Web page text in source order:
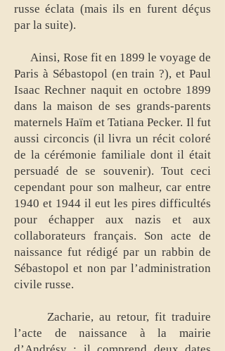
russe éclata (mais ils en furent déçus
par la suite).
Ainsi, Rose fit en 1899 le voyage de
Paris à Sébastopol (en train ?), et Paul
Isaac Rechner naquit en octobre 1899
dans la maison de ses grands-parents
maternels Haïm et Tatiana Pecker. Il fut
aussi circoncis (il livra un récit coloré
de la cérémonie familiale dont il était
persuadé de se souvenir). Tout ceci
cependant pour son malheur, car entre
1940 et 1944 il eut les pires difficultés
pour échapper aux nazis et aux
collaborateurs français. Son acte de
naissance fut rédigé par un rabbin de
Sébastopol et non par l’administration
civile russe.
Zacharie, au retour, fit traduire
l’acte de naissance à la mairie